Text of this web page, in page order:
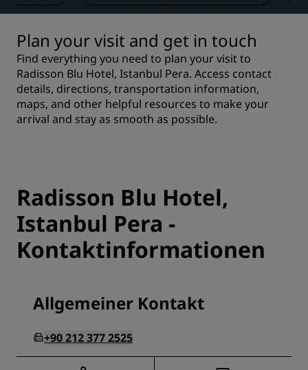
Plan your visit and get in touch
Find everything you need to plan your visit to
Radisson Blu Hotel, Istanbul Pera. Access contact
details, directions, transportation information,
maps, and other helpful resources to make your
arrival and stay as smooth as possible.
Radisson Blu Hotel,
Istanbul Pera -
Kontaktinformationen
Allgemeiner Kontakt
+90 212 377 2525